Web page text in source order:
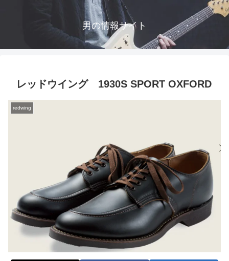
男の情報サイト
レッドウイング 1930S SPORT OXFORD
redwing